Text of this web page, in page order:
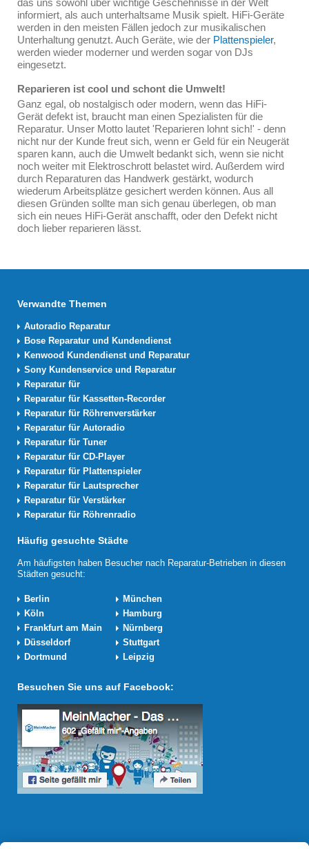
das uns sowohl über wichtige Geschehnisse in der Welt
informiert, als auch unterhaltsame Musik spielt. HiFi-Geräte
werden in den meisten Fällen jedoch zur musikalischen
Unterhaltung genutzt. Auch Geräte, wie der Plattenspieler,
werden wieder moderner und werden sogar von DJs
eingesetzt.
Reparieren ist cool und schont die Umwelt!
Ganz egal, ob nostalgisch oder modern, wenn das HiFi-
Gerät defekt ist, braucht man einen Spezialisten für die
Reparatur. Unser Motto lautet 'Reparieren lohnt sich!' - denn
nicht nur der Kunde freut sich, wenn er Geld für ein Neugerät
sparen kann, auch die Umwelt bedankt sich, wenn sie nicht
noch weiter mit Elektroschrott belastet wird. Außerdem wird
durch Reparaturen das Handwerk gestärkt, wodurch
wiederum Arbeitsplätze gesichert werden können. Aus all
diesen Gründen sollte man sich genau überlegen, ob man
sich ein neues HiFi-Gerät anschafft, oder den Defekt nicht
doch lieber reparieren lässt.
Verwandte Themen
Autoradio Reparatur
Bose Reparatur und Kundendienst
Kenwood Kundendienst und Reparatur
Sony Kundenservice und Reparatur
Reparatur für
Reparatur für Kassetten-Recorder
Reparatur für Röhrenverstärker
Reparatur für Autoradio
Reparatur für Tuner
Reparatur für CD-Player
Reparatur für Plattenspieler
Reparatur für Lautsprecher
Reparatur für Verstärker
Reparatur für Röhrenradio
Häufig gesuchte Städte
Am häufigsten haben Besucher nach Reparatur-Betrieben in diesen
Städten gesucht:
Berlin
München
Köln
Hamburg
Frankfurt am Main
Nürnberg
Düsseldorf
Stuttgart
Dortmund
Leipzig
Besuchen Sie uns auf Facebook:
Reparatur Revolution